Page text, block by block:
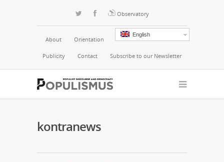
Observatory
English
About Orientation
Publicity Contact Subscribe to our Newsletter
kontranews